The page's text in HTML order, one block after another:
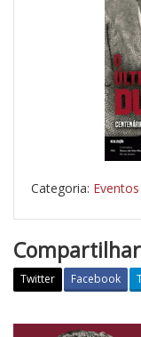
Categoria: Eventos
Twitter Facebook
2